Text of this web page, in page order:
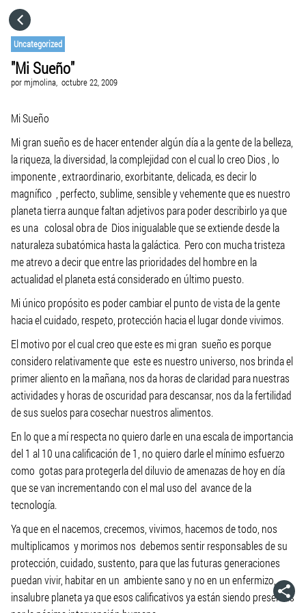
Uncategorized
"Mi Sueño"
pormjmolina, octubre 22, 2009
Mi Sueño
Mi gran sueño es de hacer entender algún día a la gente de la belleza,
la riqueza, la diversidad, la complejidad con el cual lo creo Dios , lo
imponente , extraordinario, exorbitante, delicada, es decir lo
magnífico , perfecto, sublime, sensible y vehemente que es nuestro
planeta tierra aunque faltan adjetivos para poder describirlo ya que
es una colosal obra de Dios inigualable que se extiende desde la
naturaleza subatómica hasta la galáctica. Pero con mucha tristeza
me atrevo a decir que entre las prioridades del hombre en la
actualidad el planeta está considerado en último puesto.
Mi único propósito es poder cambiar el punto de vista de la gente
hacia el cuidado, respeto, protección hacia el lugar donde vivimos.
El motivo por el cual creo que este es mi gran sueño es porque
considero relativamente que este es nuestro universo, nos brinda el
primer aliento en la mañana, nos da horas de claridad para nuestras
actividades y horas de oscuridad para descansar, nos da la fertilidad
de sus suelos para cosechar nuestros alimentos.
En lo que a mí respecta no quiero darle en una escala de importancia
del 1 al 10 una calificación de 1, no quiero darle el mínimo esfuerzo
como gotas para protegerla del diluvio de amenazas de hoy en día
que se van incrementando con el mal uso del avance de la
tecnología.
Ya que en el nacemos, crecemos, vivimos, hacemos de todo, nos
multiplicamos y morimos nos debemos sentir responsables de su
protección, cuidado, sustento, para que las futuras generaciones
puedan vivir, habitar en un ambiente sano y no en un enfermizo,
insalubre planeta ya que esos calificativos ya están siendo presentes